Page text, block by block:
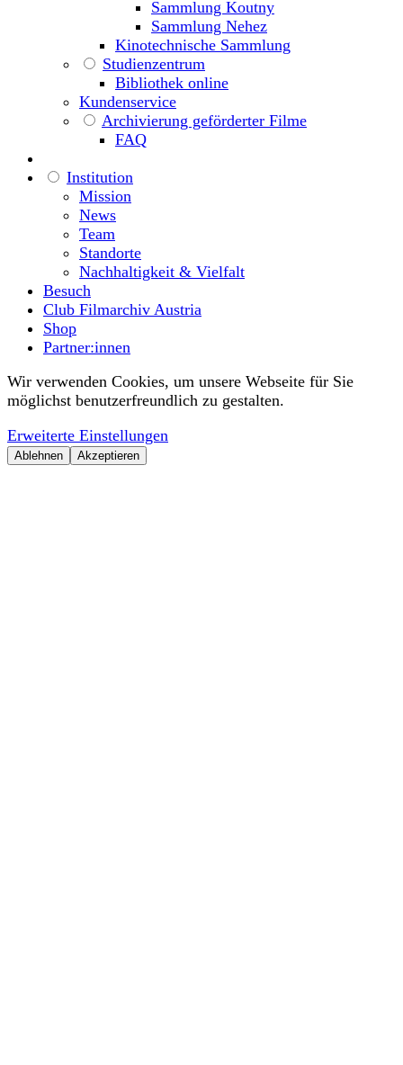
Sammlung Koutny
Sammlung Nehez
Kinotechnische Sammlung
Studienzentrum
Bibliothek online
Kundenservice
Archivierung geförderter Filme
FAQ
Institution
Mission
News
Team
Standorte
Nachhaltigkeit & Vielfalt
Besuch
Club Filmarchiv Austria
Shop
Partner:innen
Wir verwenden Cookies, um unsere Webseite für Sie
möglichst benutzerfreundlich zu gestalten.
Erweiterte Einstellungen
Ablehnen Akzeptieren